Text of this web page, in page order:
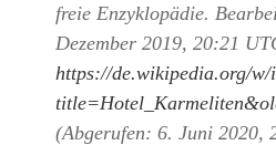
freie Enzyklopädie.
Dezember 2019, 20:21
https://de.wikipedia.org/w/
(Abgerufen: 6. Juni 2020,